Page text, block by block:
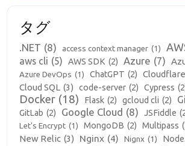
タグ
.NET (8) access context manager (1)
aws cli (5) AWS SDK (2) Azure (7)
Azure DevOps (1) ChatGPT (2) Cloudflare
Cloud SQL (3) code-server (2) Cypress
Docker (18) Flask (2) gcloud cli (2)
GitLab (2) Google Cloud (8) JSFiddle
Let's Encrypt (1) MongoDB (2) Multipass
New Relic (3) Nginx (4) Nignx (1)